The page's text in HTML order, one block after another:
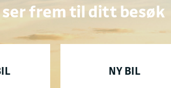
frem til ditt besøk
NY BIL